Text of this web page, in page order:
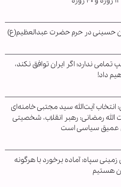
حسینی در حرم حضرت عبدالعظیم(ع)
تمامی ندارد؛ اگر ایران توافق نکند،
داد!
انتخاب آیت‌الله سید مجتبی خامنه‌ای
رمضانی: رهبر انقلاب، شخصیتی
عمیق سیاسی است
سپاه: آماده برخورد با هرگونه
هستیم